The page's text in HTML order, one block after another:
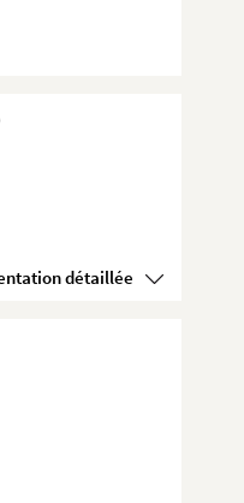
Voir la présentation détaillée